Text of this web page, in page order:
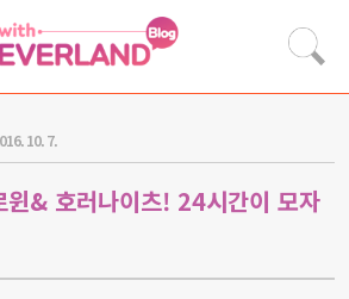
10. 7.
윈& 호러나이츠! 24시간이 모자